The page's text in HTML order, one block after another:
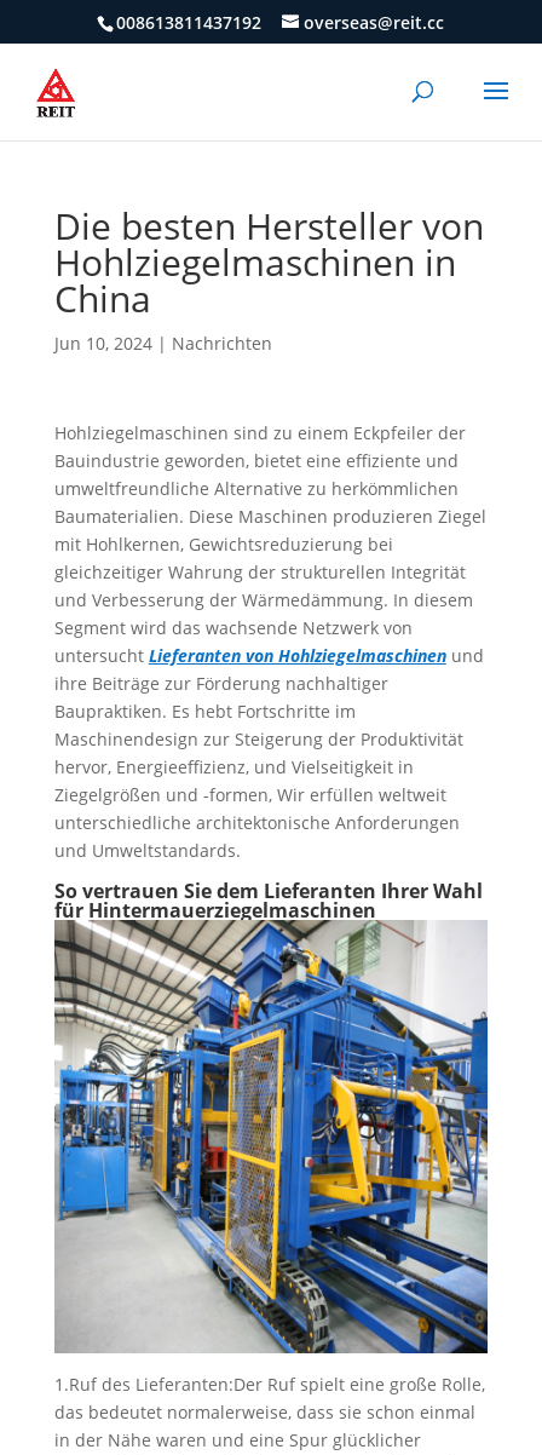
008613811437192 overseas@reit.cc
Die besten Hersteller von
Hohlziegelmaschinen in
China
Jun 10, 2024| Nachrichten
Hohlziegelmaschinen sind zu einem Eckpfeiler der
Bauindustrie geworden, bietet eine effiziente und
umweltfreundliche Alternative zu herkömmlichen
Baumaterialien. Diese Maschinen produzieren Ziegel
mit Hohlkernen, Gewichtsreduzierung bei
gleichzeitiger Wahrung der strukturellen Integrität
und Verbesserung der Wärmedämmung. In diesem
Segment wird das wachsende Netzwerk von
untersucht Lieferanten von Hohlziegelmaschinenund
ihre Beiträge zur Förderung nachhaltiger
Baupraktiken. Es hebt Fortschritte im
Maschinendesign zur Steigerung der Produktivität
hervor, Energieeffizienz, und Vielseitigkeit in
Ziegelgrößen und -formen, Wir erfüllen weltweit
unterschiedliche architektonische Anforderungen
und Umweltstandards.
So vertrauen Sie dem Lieferanten Ihrer Wahl
für Hintermauerziegelmaschinen
1.Ruf des Lieferanten:Der Ruf spielt eine große Rolle,
das bedeutet normalerweise, dass sie schon einmal
in der Nähe waren und eine Spur glücklicher